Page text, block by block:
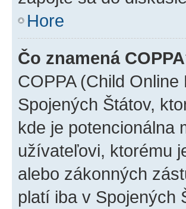
Hore
Čo znamená
COPPA (Child
Spojených Štátov,
kde je potencionálna
užívateľovi, ktorému
alebo zákonných
platí iba v Spojených